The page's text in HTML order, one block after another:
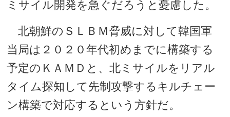
ミサイル開発を急ぐだろうと憂慮した。
北朝鮮のＳＬＢＭ脅威に対して韓国軍
当局は２０２０年代初めまでに構築する
予定のＫＡＭＤと、北ミサイルをリアル
タイム探知して先制攻撃するキルチェー
ン構築で対応するという方針だ。